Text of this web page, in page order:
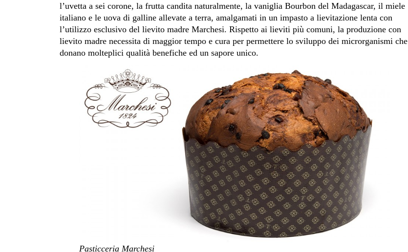
l’uvetta a sei corone, la frutta candita naturalmente, la vaniglia Bourbon del Madagascar, il miele
italiano e le uova di galline allevate a terra, amalgamati in un impasto a lievitazione lenta con
l’utilizzo esclusivo del lievito madre Marchesi. Rispetto ai lieviti più comuni, la produzione con
lievito madre necessita di maggior tempo e cura per permettere lo sviluppo dei microrganismi che
donano molteplici qualità benefiche ed un sapore unico.
Pasticceria Marchesi